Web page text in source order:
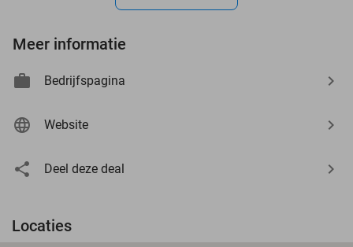
Meer informatie
Bedrijfspagina
Website
Deel deze deal
Locaties